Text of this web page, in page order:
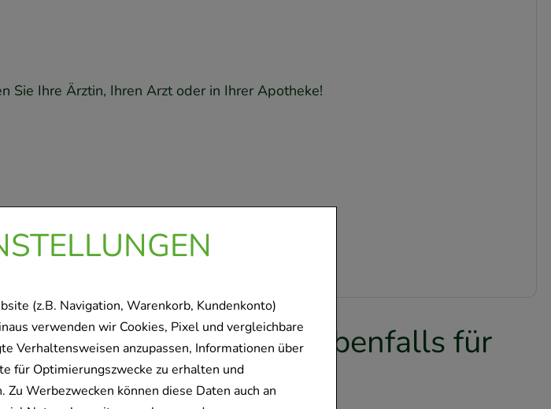
(z.B. Navigation, Warenkorb, Kundenkonto)
verwenden wir Cookies, Pixel und vergleichbare
Verhaltensweisen anzupassen, Informationen über
für Optimierungszwecke zu erhalten und
Werbezwecken können diese Daten auch an
Sie Ihre Ärztin, Ihren Arzt oder in Ihrer Apotheke!
haben, haben sich ebenfalls für
entschieden